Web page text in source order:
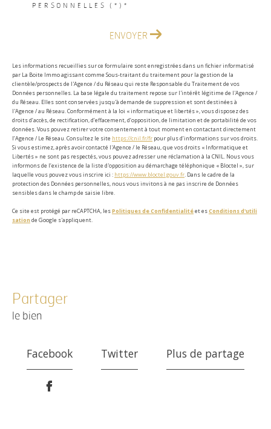
PERSONNELLES (*)*
ENVOYER
Les informations recueillies sur ce formulaire sont enregistrées dans un fichier informatisé
par La Boite Immo agissant comme Sous-traitant du traitement pour la gestion de la
clientèle/prospects de l'Agence / du Réseau qui reste Responsable du Traitement de vos
Données personnelles. La base légale du traitement repose sur l'intérêt légitime de l'Agence /
du Réseau. Elles sont conservées jusqu'à demande de suppression et sont destinées à
l'Agence / au Réseau. Conformément à la loi « informatique et libertés », vous disposez des
droits d’accès, de rectification, d’effacement, d’opposition, de limitation et de portabilité de vos
données. Vous pouvez retirer votre consentement à tout moment en contactant directement
l’Agence / Le Réseau. Consultez le site https://cnil.fr/fr pour plus d’informations sur vos droits.
Si vous estimez, après avoir contacté l'Agence / le Réseau, que vos droits « Informatique et
Libertés » ne sont pas respectés, vous pouvez adresser une réclamation à la CNIL. Nous vous
informons de l’existence de la liste d'opposition au démarchage téléphonique « Bloctel », sur
laquelle vous pouvez vous inscrire ici : https://www.bloctel.gouv.fr. Dans le cadre de la
protection des Données personnelles, nous vous invitons à ne pas inscrire de Données
sensibles dans le champ de saisie libre.
Ce site est protégé par reCAPTCHA, lesPolitiques de Confidentialitéet esConditions d'utili
sation de Google s'appliquent.
partager
le bien
Facebook Twitter Plus de partage